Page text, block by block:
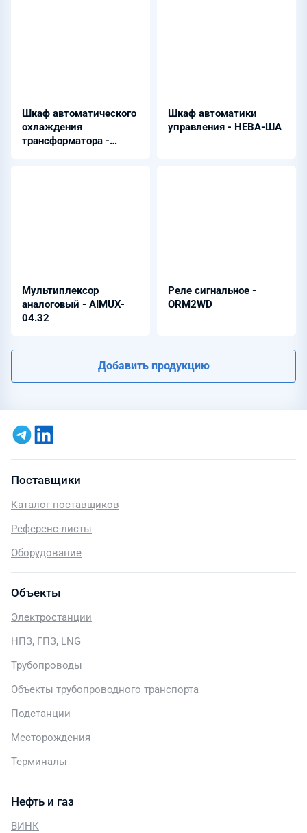
Шкаф автоматического
охлаждения
трансформатора -
Шкаф автоматики
управления - НЕВА-ША
Мультиплексор
аналоговый - AIMUX-
04.32
Реле сигнальное -
ORM2WD
Добавить продукцию
Поставщики
Каталог поставщиков
Референс-листы
Оборудование
Объекты
Электростанции
НПЗ, ГПЗ, LNG
Трубопроводы
Объекты трубопроводного транспорта
Подстанции
Месторождения
Терминалы
Нефть и газ
ВИНК